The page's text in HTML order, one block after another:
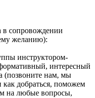
в сопровождении
желанию):
инструктором-
интересный
(позвоните нам, мы
как добраться, поможем
на любые вопросы,